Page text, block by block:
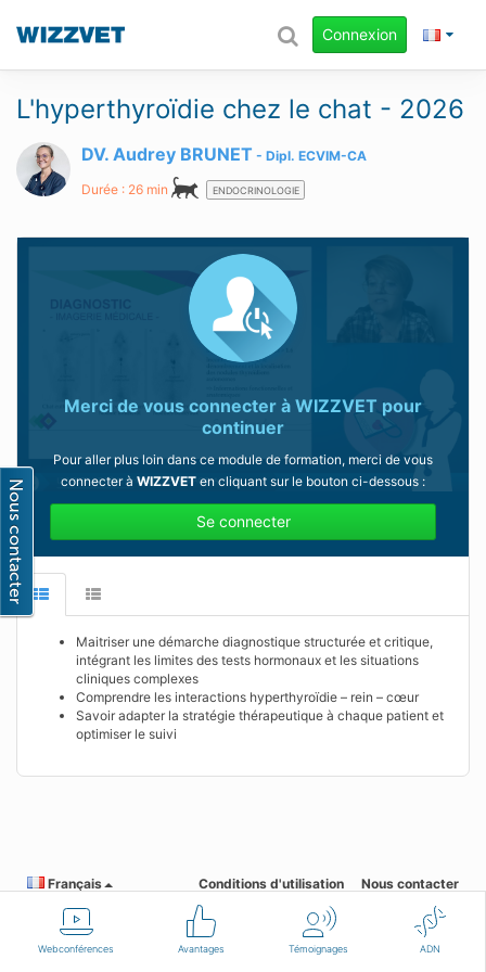
Webconférences Avantages Témoignages ADN
Connexion
L'hyperthyroïdie chez le chat - 2026
DV. Audrey BRUNET Dipl. ECVIM-CA
Durée : 26 min ENDOCRINOLOGIE
Merci de vous connecter à WIZZVET pour
continuer
Pour aller plus loin dans ce module de formation, merci de vous
connecter à WIZZVET en cliquant sur le bouton ci-dessous :
Se connecter
Maitriser une démarche diagnostique structurée et critique,
intégrant les limites des tests hormonaux et les situations
cliniques complexes
Comprendre les interactions hyperthyroïdie – rein – cœur
Savoir adapter la stratégie thérapeutique à chaque patient et
optimiser le suivi
Français Conditions d'utilisation Nous contacter